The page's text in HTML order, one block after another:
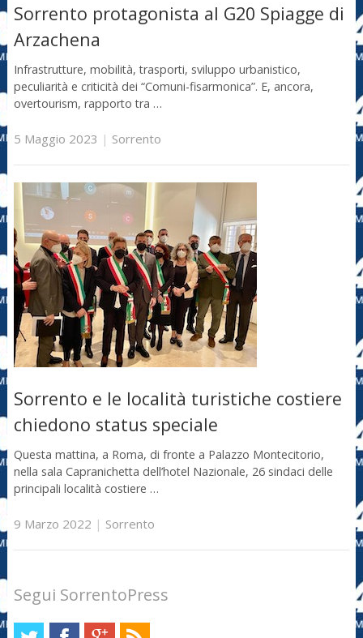
Sorrento protagonista al G20 Spiagge di
Arzachena
Infrastrutture, mobilità, trasporti, sviluppo urbanistico,
peculiarità e criticità dei “Comuni-fisarmonica”. E, ancora,
overtourism, rapporto tra …
5 Maggio 2023 | Sorrento
Sorrento e le località turistiche costiere
chiedono status speciale
Questa mattina, a Roma, di fronte a Palazzo Montecitorio,
nella sala Capranichetta dell’hotel Nazionale, 26 sindaci delle
principali località costiere …
9 Marzo 2022 | Sorrento
Segui SorrentoPress